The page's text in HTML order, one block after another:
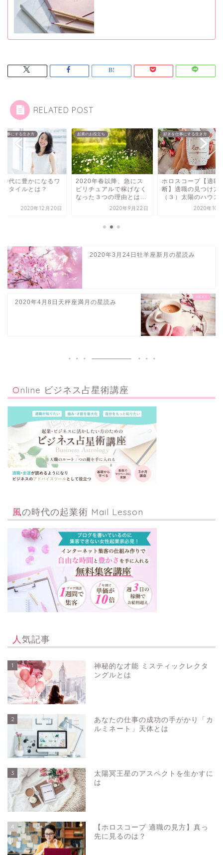
RELATED POST
仕事にする生き方
時代に豊かになるワ
スタイルとは？
2020年12月20日
起業のお役立ち
2020年春以降、急にス
ピリチュアルで稼げなく
なった３つの理由とは...
2020年9月22日
好きを仕事にする生き方
ホロスコープ【適職
断】適職の見つけ方
（３）太陽のハウス
2020年10
2020年3月24日牡羊座新月の星読み
2020年4月8日天秤座満月の星読み
Online ビジネス占星術講座
風の時代の起業術 Mail Lesson
人気記事
1
神秘的な才能 ミスティックレクタ
ングルとは
2
あなたの仕事の成功の手がかり「カ
ルミネート」天体とは
3
太陽冥王星のアスペクトを生かすに
は
4
【ホロスコープ 適職の見方】真っ
先に見るのは？